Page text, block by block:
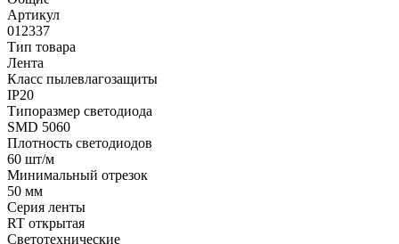
Артикул
012337
Тип товара
Лента
Класс пылевлагозащиты
IP20
Типоразмер светодиода
SMD 5060
Плотность светодиодов
60 шт/м
Минимальный отрезок
50 мм
Серия ленты
RT открытая
Светотехнические